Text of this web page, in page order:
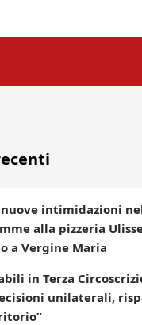
nuove intimidazioni
alla pizzeria
a Vergine Maria
in Terza
unilaterali,